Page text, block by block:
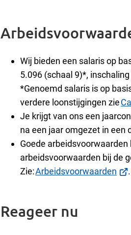
Wij bieden een salaris op
5.096 (schaal 9)*,
*Genoemd salaris is op
verdere loonstijgingen zie
Je krijgt van ons een
na een jaar omgezet in een
Goede
arbeidsvoorwaarden bij de
Zie:Arbeidsvoorwaarden .
Reageer nu